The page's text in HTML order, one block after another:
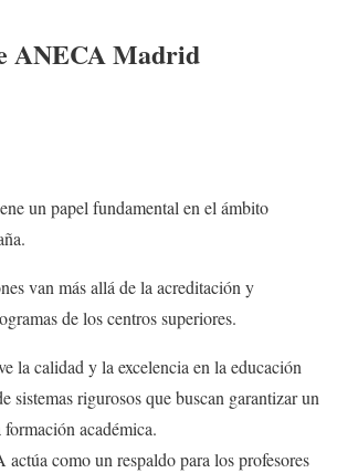
ANECA Madrid
un papel fundamental en el ámbito
van más allá de la acreditación y
de los centros superiores.
la calidad y la excelencia en la educación
sistemas rigurosos que buscan garantizar un
académica.
como un respaldo para los profesores